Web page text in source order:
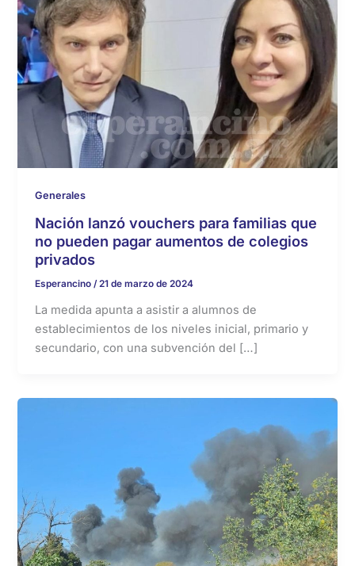
Generales
Nación lanzó vouchers para familias que
no pueden pagar aumentos de colegios
privados
Esperancino /21 de marzo de 2024
La medida apunta a asistir a alumnos de
establecimientos de los niveles inicial, primario y
secundario, con una subvención del […]